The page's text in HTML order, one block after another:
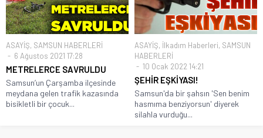
ASAYİŞ, SAMSUN HABERLERİ
6 Ağustos 2021 17:28
METRELERCE SAVRULDU
Samsun’un Çarşamba ilçesinde
meydana gelen trafik kazasında
bisikletli bir çocuk...
ASAYİŞ, İlkadım Haberleri, SAMSUN
HABERLERİ
10 Ocak 2022 14:21
ŞEHİR EŞKİYASI!
Samsun'da bir şahsın 'Sen benim
hasmıma benziyorsun' diyerek
silahla vurduğu...